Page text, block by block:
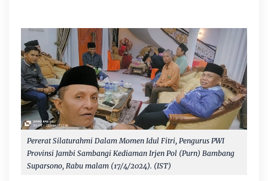
Pererat Silaturahmi Dalam Momen Idul Fitri, Pengurus PWI
Provinsi Jambi Sambangi Kediaman Irjen Pol (Purn) Bambang
Suparsono, Rabu malam (17/4/2024). (IST)